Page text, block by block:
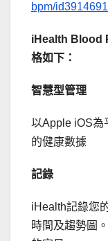
bpm/
iHealth Blood
格如下：
智慧型管理
以Apple iOS為
的健康數據
記錄
iHealth記錄您
時間及趨勢圖